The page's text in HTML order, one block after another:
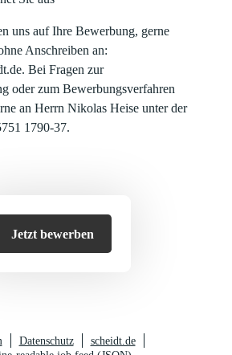
uns auf Ihre Bewerbung, gerne
Anschreiben an:
Bei Fragen zur
oder zum Bewerbungsverfahren
an Herrn Nikolas Heise unter der
1790-37.
Jetzt bewerben
Datenschutz
scheidt.de